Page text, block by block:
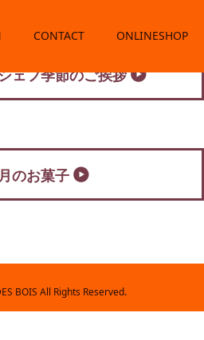
CONTACT ONLINESHOP
ェフ季節のご挨拶
のお菓子
BOIS All Rights Reserved.